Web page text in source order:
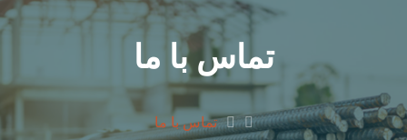
تماس با ما
تماس با ما